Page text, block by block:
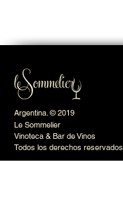
Argentina. © 2019
Le Sommelier
Vinoteca & Bar de Vinos
Todos los derechos reservados